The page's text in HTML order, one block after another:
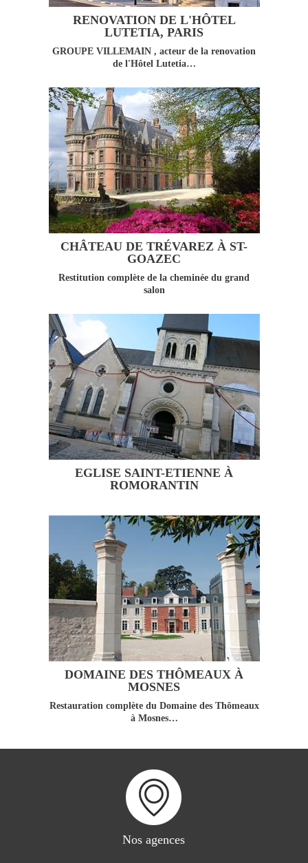
RENOVATION DE L'HÔTEL
LUTETIA, PARIS
GROUPE VILLEMAIN , acteur de la renovation
de l'Hôtel Lutetia…
CHÂTEAU DE TRÉVAREZ À ST-
GOAZEC
Restitution complète de la cheminée du grand
salon
EGLISE SAINT-ETIENNE À
ROMORANTIN
DOMAINE DES THÔMEAUX À
MOSNES
Restauration complète du Domaine des Thômeaux
à Mosnes…
Nos agences